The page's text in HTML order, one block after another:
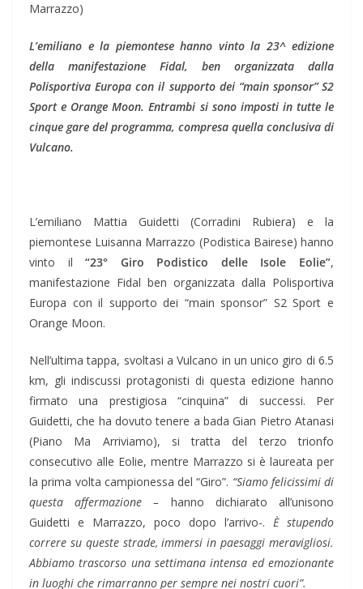
Marrazzo)
L’emiliano e la piemontese hanno vinto la 23^ edizione
della manifestazione Fidal, ben organizzata dalla
Polisportiva Europa con il supporto dei “main sponsor” S2
Sport e Orange Moon. Entrambi si sono imposti in tutte le
cinque gare del programma, compresa quella conclusiva di
Vulcano.
L’emiliano Mattia Guidetti (Corradini Rubiera) e la
piemontese Luisanna Marrazzo (Podistica Bairese) hanno
vinto il“23° Giro Podistico delle Isole Eolie”,
manifestazione Fidal ben organizzata dalla Polisportiva
Europa con il supporto dei “main sponsor” S2 Sport e
Orange Moon.
Nell’ultima tappa, svoltasi a Vulcano in un unico giro di 6.5
km, gli indiscussi protagonisti di questa edizione hanno
firmato una prestigiosa “cinquina” di successi. Per
Guidetti, che ha dovuto tenere a bada Gian Pietro Atanasi
(Piano Ma Arriviamo), si tratta del terzo trionfo
consecutivo alle Eolie, mentre Marrazzo si è laureata per
la prima volta campionessa del “Giro”. “Siamo felicissimi di
questa affermazione – hanno dichiarato all’unisono
Guidetti e Marrazzo, poco dopo l’arrivo-. È stupendo
correre su queste strade, immersi in paesaggi meravigliosi.
Abbiamo trascorso una settimana intensa ed emozionante
in luoghi che rimarranno per sempre nei nostri cuori”.